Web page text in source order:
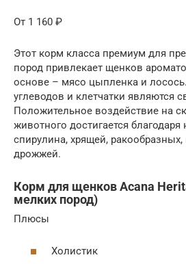
От 1 160 ₽
Этот корм класса премиум для
пород привлекает щенков
основе – мясо цыпленка и
углеводов и клетчатки являются
Положительное воздействие на
животного достигается
спирулина, хрящей,
дрожжей.
Корм для щенков Acana
мелких пород)
Плюсы
Холистик